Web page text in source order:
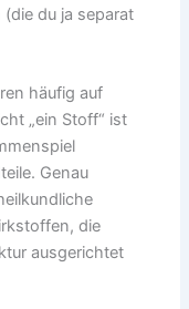
du ja separat
häufig auf
„ein Stoff“ ist
Genau
die
ausgerichtet